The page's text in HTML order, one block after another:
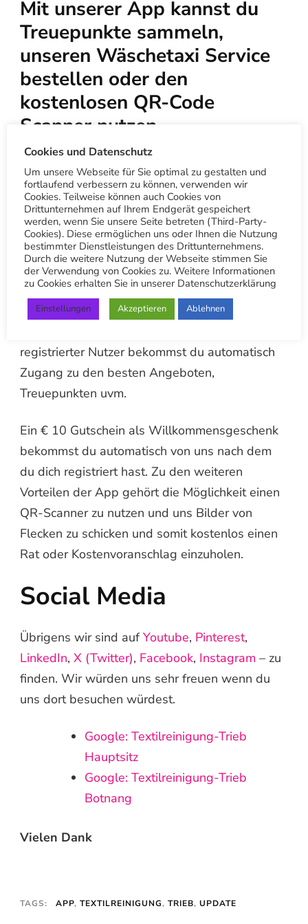
Mit unserer App kannst du
Treuepunkte sammeln,
unseren Wäschetaxi Service
bestellen oder den
kostenlosen QR-Code
Scanner nutzen.
APP Download für iOS/Apple
App Download für Android
LIVE-PWA Nutzen ohne App-
Installation
Die App bietet nicht nur die Bestellmöglichkeit
registrierter Nutzer bekommst du automatisch
Zugang zu den besten Angeboten,
Treuepunkten uvm.
Ein € 10 Gutschein als Willkommensgeschenk
bekommst du automatisch von uns nach dem
du dich registriert hast. Zu den weiteren
Vorteilen der App gehört die Möglichkeit einen
QR-Scanner zu nutzen und uns Bilder von
Flecken zu schicken und somit kostenlos einen
Rat oder Kostenvoranschlag einzuholen.
Social Media
Übrigens wir sind auf Youtube, Pinterest,
LinkedIn, X (Twitter), Facebook, Instagram – zu
finden. Wir würden uns sehr freuen wenn du
uns dort besuchen würdest.
Google: Textilreinigung-Trieb
Hauptsitz
Google: Textilreinigung-Trieb
Botnang
Vielen Dank
TAGS: APP, TEXTILREINIGUNG, TRIEB, UPDATE
Cookies und Datenschutz
Um unsere Webseite für Sie optimal zu gestalten und
fortlaufend verbessern zu können, verwenden wir
Cookies. Teilweise können auch Cookies von
Drittunternehmen auf Ihrem Endgerät gespeichert
werden, wenn Sie unsere Seite betreten (Third-Party-
Cookies). Diese ermöglichen uns oder Ihnen die Nutzung
bestimmter Dienstleistungen des Drittunternehmens.
Durch die weitere Nutzung der Webseite stimmen Sie
der Verwendung von Cookies zu. Weitere Informationen
zu Cookies erhalten Sie in unserer Datenschutzerklärung
Einstellungen Akzeptieren Ablehnen